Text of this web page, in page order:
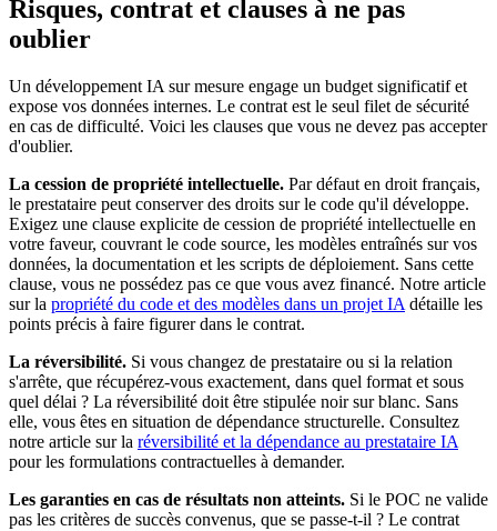
Risques, contrat et clauses à ne pas
oublier
Un développement IA sur mesure engage un budget significatif et
expose vos données internes. Le contrat est le seul filet de sécurité
en cas de difficulté. Voici les clauses que vous ne devez pas accepter
d'oublier.
La cession de propriété intellectuelle. Par défaut en droit français,
le prestataire peut conserver des droits sur le code qu'il développe.
Exigez une clause explicite de cession de propriété intellectuelle en
votre faveur, couvrant le code source, les modèles entraînés sur vos
données, la documentation et les scripts de déploiement. Sans cette
clause, vous ne possédez pas ce que vous avez financé. Notre article
sur la propriété du code et des modèles dans un projet IA détaille les
points précis à faire figurer dans le contrat.
La réversibilité. Si vous changez de prestataire ou si la relation
s'arrête, que récupérez-vous exactement, dans quel format et sous
quel délai ? La réversibilité doit être stipulée noir sur blanc. Sans
elle, vous êtes en situation de dépendance structurelle. Consultez
notre article sur la réversibilité et la dépendance au prestataire IA
pour les formulations contractuelles à demander.
Les garanties en cas de résultats non atteints. Si le POC ne valide
pas les critères de succès convenus, que se passe-t-il ? Le contrat